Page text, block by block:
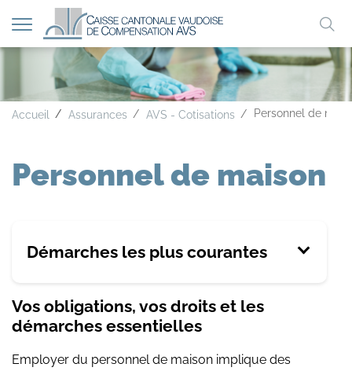
A
Afficher
la
navigation
Accueil Assurances AVS - Cotisations Personnel de
Personnel de maison
Démarches les plus courantes
Vos obligations, vos droits et les
démarches essentielles
Employer du personnel de maison implique des